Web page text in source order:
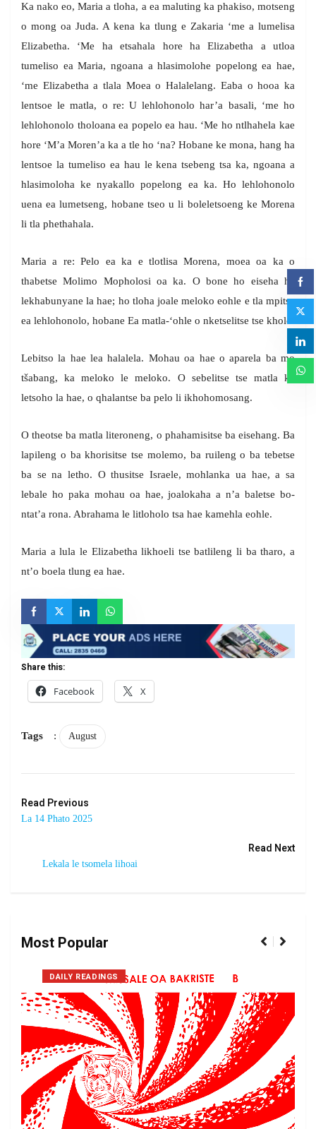
Ka nako eo, Maria a tloha, a ea maluting ka phakiso, motseng
o mong oa Juda. A kena ka tlung e Zakaria ‘me a lumelisa
Elizabetha. ‘Me ha etsahala hore ha Elizabetha a utloa
tumeliso ea Maria, ngoana a hlasimolohe popelong ea hae,
‘me Elizabetha a tlala Moea o Halalelang. Eaba o hooa ka
lentsoe le matla, o re: U lehlohonolo har’a basali, ‘me ho
lehlohonolo tholoana ea popelo ea hau. ‘Me ho ntlhahela kae
hore ‘M’a Moren’a ka a tle ho ‘na? Hobane ke mona, hang ha
lentsoe la tumeliso ea hau le kena tsebeng tsa ka, ngoana a
hlasimoloha ke nyakallo popelong ea ka. Ho lehlohonolo
uena ea lumetseng, hobane tseo u li boleletsoeng ke Morena
li tla phethahala.
Maria a re: Pelo ea ka e tlotlisa Morena, moea oa ka o
thabetse Molimo Mopholosi oa ka. O bone ho eiseha ha
lekhabunyane la hae; ho tloha joale meloko eohle e tla mpitsa
ea lehlohonolo, hobane Ea matla-‘ohle o nketselitse tse kholo.
Lebitso la hae lea halalela. Mohau oa hae o aparela ba mo
tšabang, ka meloko le meloko. O sebelitse tse matla ka
letsoho la hae, o qhalantse ba pelo li ikhohomosang.
O theotse ba matla literoneng, o phahamisitse ba eisehang. Ba
lapileng o ba khorisitse tse molemo, ba ruileng o ba tebetse
ba se na letho. O thusitse Israele, mohlanka ua hae, a sa
lebale ho paka mohau oa hae, joalokaha a n’a baletse bo-
ntat’a rona. Abrahama le litloholo tsa hae kamehla eohle.
Maria a lula le Elizabetha likhoeli tse batlileng li ba tharo, a
nt’o boela tlung ea hae.
Share this:
Facebook
X
Tags : August
Read Previous
La 14 Phato 2025
Read Next
Lekala le tsomela lihoai
Most Popular
DAILY READINGS